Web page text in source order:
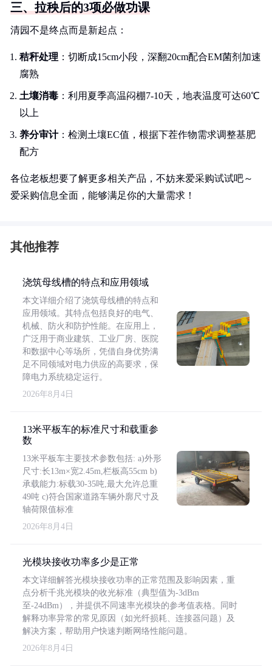
三、拉秧后的3项必做功课
清园不是终点而是新起点：
秸秆处理 ：切断成15cm小段，深翻20cm配合EM菌剂加速
腐熟
土壤消毒 ：利用夏季高温闷棚7-10天，地表温度可达60℃
以上
养分审计：检测土壤EC值，根据下茬作物需求调整基肥
配方
各位老板想要了解更多相关产品，不妨来爱采购试试吧～
爱采购信息全面，能够满足你的大量需求！
其他推荐
浇筑母线槽的特点和应用领域
本文详细介绍了浇筑母线槽的特点和
应用领域。其特点包括良好的电气、
机械、防火和防护性能。在应用上，
广泛用于商业建筑、工业厂房、医院
和数据中心等场所，凭借自身优势满
足不同领域对电力供应的高要求，保
障电力系统稳定运行。
2026年8月4日
13米平板车的标准尺寸和载重参
数
13米平板车主要技术参数包括: a)外形
尺寸:长13m×宽2.45m,栏板高55cm b)
承载能力:标载30-35吨,最大允许总重
49吨 c)符合国家道路车辆外廓尺寸及
轴荷限值标准
2026年8月4日
光模块接收功率多少是正常
本文详细解答光模块接收功率的正常范围及影响因素，重
点分析千兆光模块的收光标准（典型值为-3dBm
至-24dBm），并提供不同速率光模块的参考值表格。同时
解释功率异常的常见原因（如光纤损耗、连接器问题）及
解决方案，帮助用户快速判断网络性能问题。
2026年8月4日